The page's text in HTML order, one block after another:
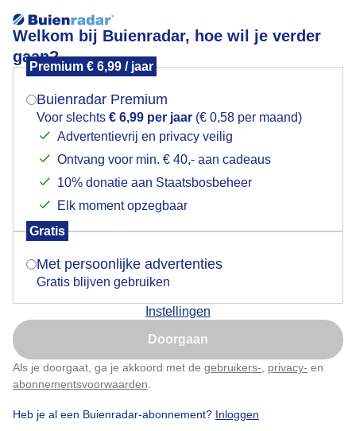
Welkom bij Buienradar, hoe wil je verder
gaan?
Premium € 6,99 / jaar
Buienradar Premium
Voor slechts € 6,99 per jaar (€ 0,58 per maand)
Advertentievrij en privacy veilig
Ontvang voor min. € 40,- aan cadeaus
10% donatie aan Staatsbosbeheer
Elk moment opzegbaar
Gratis
Met persoonlijke advertenties
Gratis blijven gebruiken
Instellingen
Doorgaan
Als je doorgaat, ga je akkoord met de gebruikers- privacy- en
abonnementsvoorwaarden
Heb je al een Buienradar-abonnement? Inloggen
stralendblauw
Een moment geduld aub...
Populaire categorieën
Lente
Zomer
Over Buienradar
Mogen we je locatie gebruiken voor het
Indien je hier nog geen akkoord op hebt gegeven,
verschijnt er zo een pop-up uit je browser waarin
Is goed, toon de popup
Nu niet, misschien later
Klik hierom dit aan te passen